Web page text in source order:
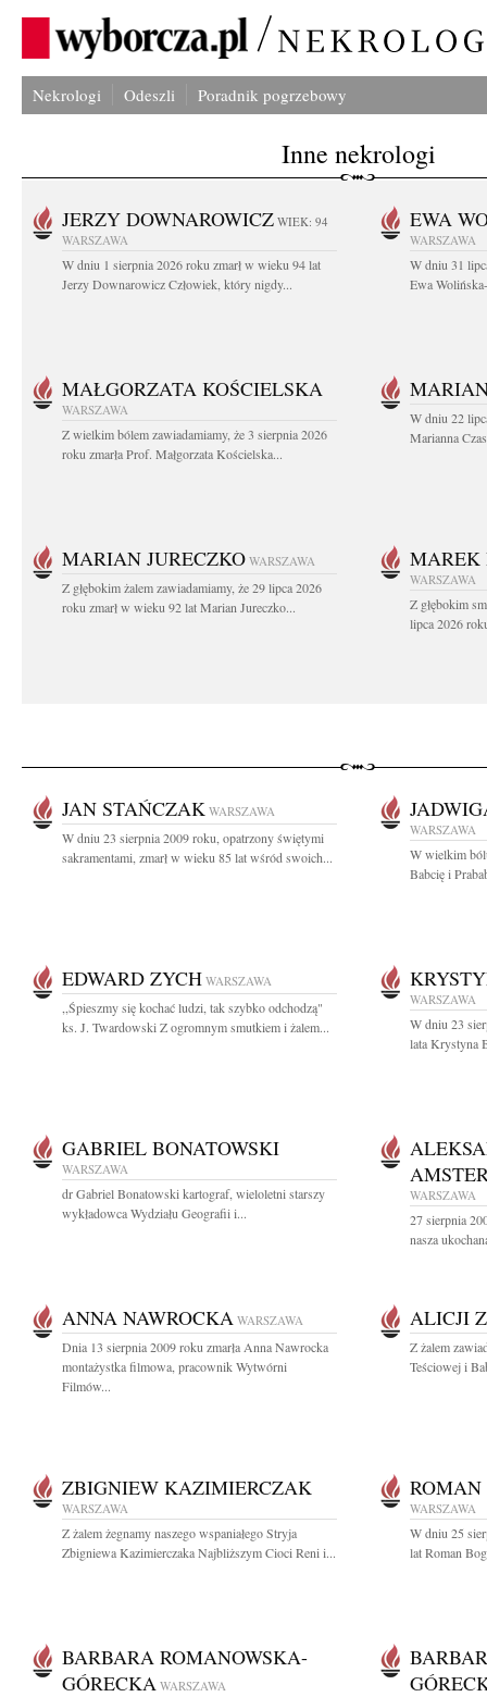
Nekrologi Odeszli Poradnik pogrzebowy
Inne nekrologi
JERZY DOWNAROWICZ WIEK: 94
WARSZAWA
W dniu 1 sierpnia 2026 roku zmarł w wieku 94 lat
Jerzy Downarowicz Człowiek, który nigdy...
EWA
WARSZAWA
W dniu 31
Ewa
MAŁGORZATA KOŚCIELSKA
WARSZAWA
Z wielkim bólem zawiadamiamy, że 3 sierpnia 2026
roku zmarła Prof. Małgorzata Kościelska...
W dniu 22
Marianna
MARIAN JURECZKO WARSZAWA
Z głębokim żalem zawiadamiamy, że 29 lipca 2026
roku zmarł w wieku 92 lat Marian Jureczko...
MAREK
WARSZAWA
Z głębokim
lipca 2026
JAN STAŃCZAK WARSZAWA
W dniu 23 sierpnia 2009 roku, opatrzony świętymi
sakramentami, zmarł w wieku 85 lat wśród swoich...
WARSZAWA
W wielkim
Babcię i
EDWARD ZYCH WARSZAWA
,,Śpieszmy się kochać ludzi, tak szybko odchodzą"
ks. J. Twardowski Z ogromnym smutkiem i żalem...
WARSZAWA
W dniu 23
lata Krystyna
GABRIEL BONATOWSKI
WARSZAWA
dr Gabriel Bonatowski kartograf, wieloletni starszy
wykładowca Wydziału Geografii i...
WARSZAWA
27 sierpnia
nasza
ANNA NAWROCKA WARSZAWA
Dnia 13 sierpnia 2009 roku zmarła Anna Nawrocka
montażystka filmowa, pracownik Wytwórni
Filmów...
ALICJI
Z żalem
Teściowej i
ZBIGNIEW KAZIMIERCZAK
WARSZAWA
Z żalem żegnamy naszego wspaniałego Stryja
Zbigniewa Kazimierczaka Najbliższym Cioci Reni i...
WARSZAWA
W dniu 25
lat Roman
BARBARA ROMANOWSKA-
GÓRECKA WARSZAWA